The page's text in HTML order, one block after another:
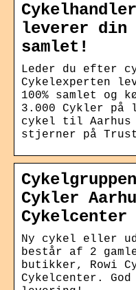
leverer din
samlet!
Leder du efter
Cykelexperten
100% samlet og
3.000 Cykler
cykel til Aarhus
stjerner på
Cykler
Cykelcenter
Ny cykel eller
består af 2
butikker, Rowi
Cykelcenter.